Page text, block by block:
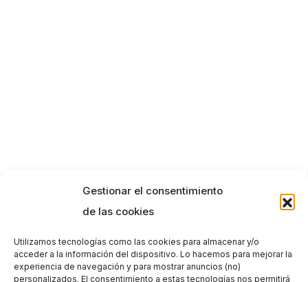
Gestionar el consentimiento
de las cookies
Utilizamos tecnologías como las cookies para almacenar y/o
acceder a la información del dispositivo. Lo hacemos para mejorar la
experiencia de navegación y para mostrar anuncios (no)
personalizados. El consentimiento a estas tecnologías nos permitirá